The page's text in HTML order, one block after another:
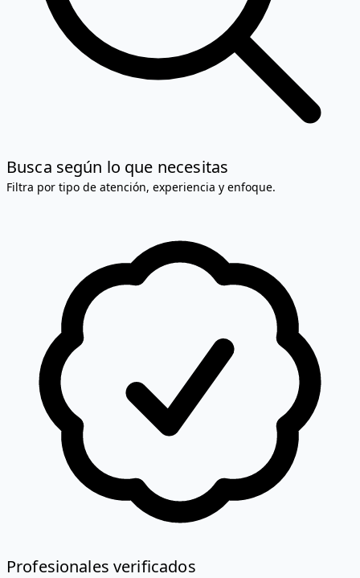
Busca según lo que necesitas
Filtra por tipo de atención, experiencia y enfoque.
Profesionales verificados